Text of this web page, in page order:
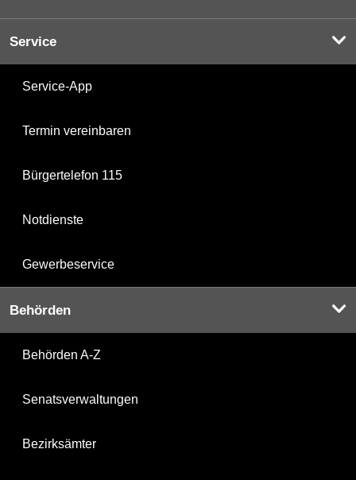
Service
Service-App
Termin vereinbaren
Bürgertelefon 115
Notdienste
Gewerbeservice
Behörden
Behörden A-Z
Senatsverwaltungen
Bezirksämter